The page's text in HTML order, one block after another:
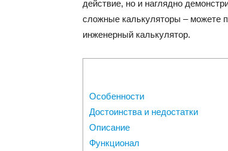
действие, но и наглядно
сложные калькуляторы – можете
инженерный калькулятор.
Особенности
Достоинства и недостатки
Описание
Функционал